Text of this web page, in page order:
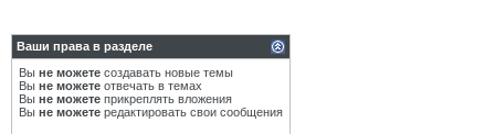
Ваши права в разделе
Вы не можете создавать новые темы
Вы не можете отвечать в темах
Вы не можете прикреплять вложения
Вы не можете редактировать свои сообщения